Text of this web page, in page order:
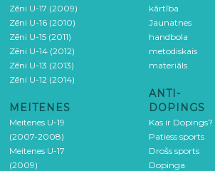
Zēni U-17 (2009)
Zēni U-16 (2010)
Zēni U-15 (2011)
Zēni U-14 (2012)
Zēni U-13 (2013)
Zēni U-12 (2014)
MEITENES
Meitenes U-19
(2007-2008)
Meitenes U-17
(2009)
kārtība
Jaunatnes
handbola
metodiskais
materiāls
ANTI-
DOPINGS
Kas ir Dopings?
Patiess sports
Drošs sports
Dopinga